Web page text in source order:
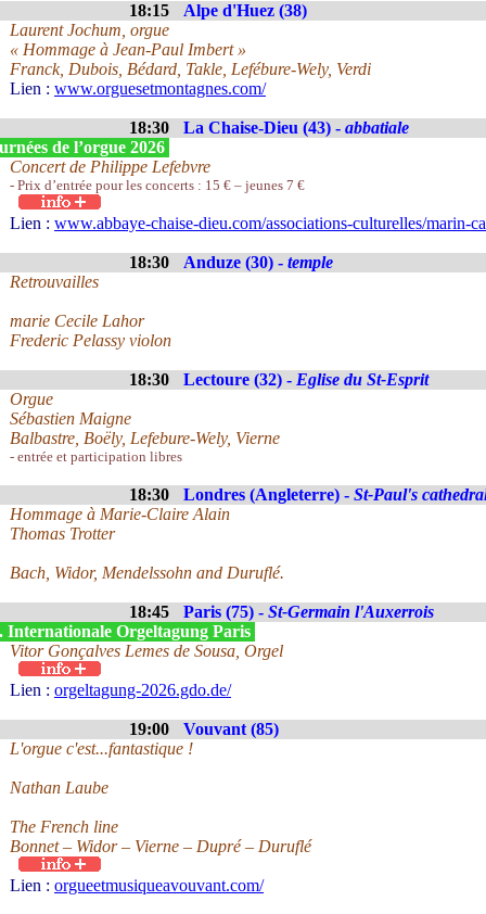
18:15 Alpe d'Huez (38)
Laurent Jochum, orgue
« Hommage à Jean-Paul Imbert »
Franck, Dubois, Bédard, Takle, Lefébure-Wely, Verdi
Lien : www.orguesetmontagnes.com/
18:30 La Chaise-Dieu (43) - abbatiale
de l’orgue 2026
Concert de Philippe Lefebvre
- Prix d’entrée pour les concerts : 15 € – jeunes 7 €
Lien : www.abbaye-chaise-dieu.com/associations-culturelles/marin-
18:30 Anduze (30) - temple
Retrouvailles
marie Cecile Lahor
Frederic Pelassy violon
18:30 Lectoure (32) - Eglise du St-Esprit
Orgue
Sébastien Maigne
Balbastre, Boëly, Lefebure-Wely, Vierne
- entrée et participation libres
18:30 Londres (Angleterre) - St-Paul's
Hommage à Marie-Claire Alain
Thomas Trotter
Bach, Widor, Mendelssohn and Duruflé.
18:45 Paris (75) - St-Germain l'Auxerrois
Internationale Orgeltagung Paris
Vitor Gonçalves Lemes de Sousa, Orgel
Lien : orgeltagung-2026.gdo.de/
19:00 Vouvant (85)
L'orgue c'est...fantastique !
Nathan Laube
The French line
Bonnet – Widor – Vierne – Dupré – Duruflé
Lien : orgueetmusiqueavouvant.com/